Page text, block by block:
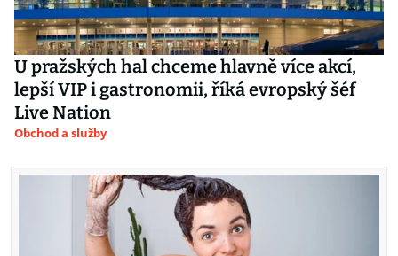
U pražských hal chceme hlavně více akcí,
lepší VIP i gastronomii, říká evropský šéf
Live Nation
Obchod a služby